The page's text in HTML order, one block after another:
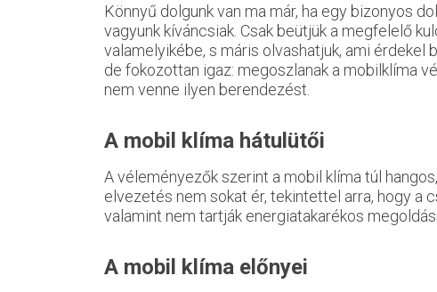
Könnyű dolgunk van ma már, ha egy bizonyos
vagyunk kíváncsiak. Csak beütjük a megfelelő
valamelyikébe, s máris olvashatjuk, ami érdekel
de fokozottan igaz: megoszlanak a mobilklíma
nem venne ilyen berendezést.
A mobil klíma hátulütői
A véleményezők szerint a mobil klíma túl
elvezetés nem sokat ér, tekintettel arra, hogy a
valamint nem tartják energiatakarékos
A mobil klíma előnyei